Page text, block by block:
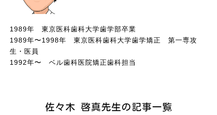
1989年 東京医科歯科大学歯学部卒業
1989年〜1998年 東京医科歯科大学歯学矯正 第一専攻
生・医員
1992年〜 ベル歯科医院矯正歯科担当
佐々木 啓真先生の記事一覧